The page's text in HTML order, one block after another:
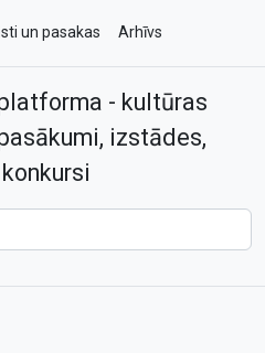
un pasakas Arhīvs
- kultūras
izstādes,